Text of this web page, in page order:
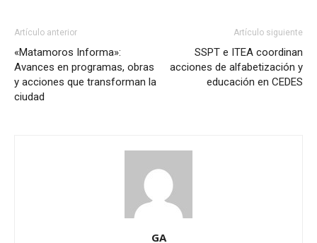
Artículo anterior
«Matamoros Informa»:
Avances en programas, obras
y acciones que transforman la
ciudad
Artículo siguiente
SSPT e ITEA coordinan
acciones de alfabetización y
educación en CEDES
GA